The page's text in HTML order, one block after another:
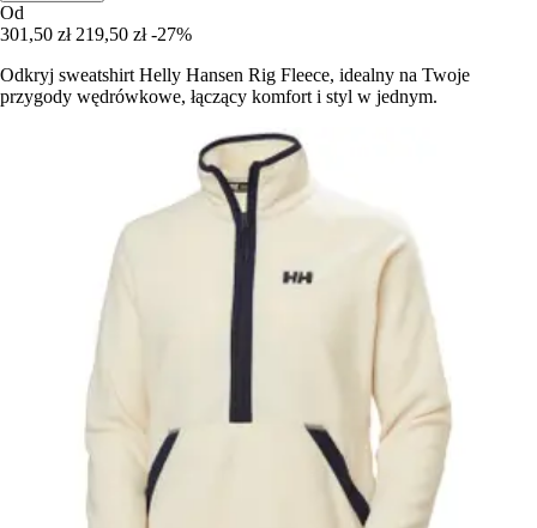
Od
301,50 zł 219,50 zł -27%
Odkryj sweatshirt Helly Hansen Rig Fleece, idealny na Twoje
przygody wędrówkowe, łączący komfort i styl w jednym.